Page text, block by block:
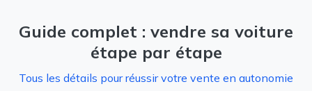
Guide complet : vendre sa voiture
étape par étape
Tous les détails pour réussir votre vente en autonomie